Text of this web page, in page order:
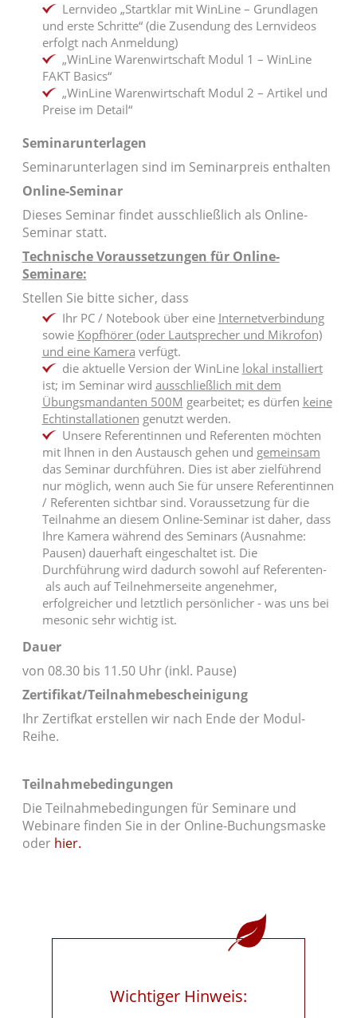
Lernvideo „Startklar mit WinLine – Grundlagen
und erste Schritte“ (die Zusendung des Lernvideos
erfolgt nach Anmeldung)
„WinLine Warenwirtschaft Modul 1 – WinLine
FAKT Basics“
„WinLine Warenwirtschaft Modul 2 – Artikel und
Preise im Detail“
Seminarunterlagen
Seminarunterlagen sind im Seminarpreis enthalten
Online-Seminar
Dieses Seminar findet ausschließlich als Online-
Seminar statt.
Technische Voraussetzungen für Online-
Seminare:
Stellen Sie bitte sicher, dass
Ihr PC / Notebook über eine Internetverbindung
sowie Kopfhörer (oder Lautsprecher und Mikrofon)
und eine Kamera verfügt.
die aktuelle Version der WinLine lokal installiert
ist; im Seminar wird ausschließlich mit dem
Übungsmandanten 500M gearbeitet; es dürfen keine
Echtinstallationen genutzt werden.
Unsere Referentinnen und Referenten möchten
mit Ihnen in den Austausch gehen und gemeinsam
das Seminar durchführen. Dies ist aber zielführend
nur möglich, wenn auch Sie für unsere Referentinnen
/ Referenten sichtbar sind. Voraussetzung für die
Teilnahme an diesem Online-Seminar ist daher, dass
Ihre Kamera während des Seminars (Ausnahme:
Pausen) dauerhaft eingeschaltet ist. Die
Durchführung wird dadurch sowohl auf Referenten-
als auch auf Teilnehmerseite angenehmer,
erfolgreicher und letztlich persönlicher - was uns bei
mesonic sehr wichtig ist.
Dauer
von 08.30 bis 11.50 Uhr (inkl. Pause)
Zertifikat/Teilnahmebescheinigung
Ihr Zertifkat erstellen wir nach Ende der Modul-
Reihe.
Teilnahmebedingungen
Die Teilnahmebedingungen für Seminare und
Webinare finden Sie in der Online-Buchungsmaske
oder hier.
Wichtiger Hinweis: